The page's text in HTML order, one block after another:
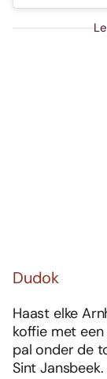
Dudok
Haast elke
koffie met
pal onder de
Sint Jansbeek.